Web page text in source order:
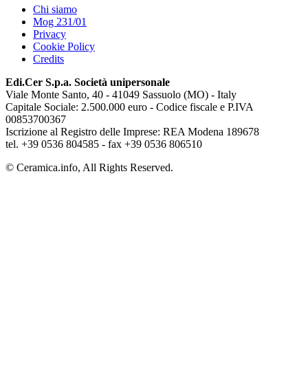
Chi siamo
Mog 231/01
Privacy
Cookie Policy
Credits
Edi.Cer S.p.a. Società unipersonale
Viale Monte Santo, 40 - 41049 Sassuolo (MO) - Italy
Capitale Sociale: 2.500.000 euro - Codice fiscale e P.IVA
00853700367
Iscrizione al Registro delle Imprese: REA Modena 189678
tel. +39 0536 804585 - fax +39 0536 806510
© Ceramica.info, All Rights Reserved.